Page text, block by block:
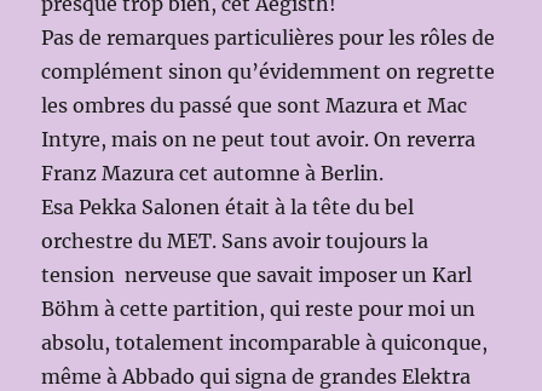
Pas de remarques particulières pour les rôles de
complément sinon qu’évidemment on regrette
les ombres du passé que sont Mazura et Mac
Intyre, mais on ne peut tout avoir. On reverra
Franz Mazura cet automne à Berlin.
Esa Pekka Salonen était à la tête du bel
orchestre du MET. Sans avoir toujours la
tension nerveuse que savait imposer un Karl
Böhm à cette partition, qui reste pour moi un
absolu, totalement incomparable à quiconque,
même à Abbado qui signa de grandes Elektra